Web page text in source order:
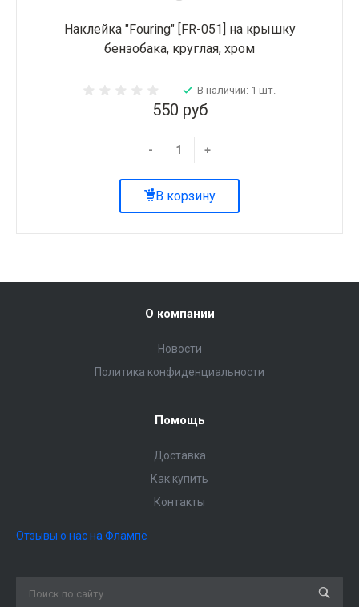
Наклейка "Fouring" [FR-051] на крышку
бензобака, круглая, хром
В наличии: 1 шт.
550 руб
- +
В корзину
О компании
Новости
Политика конфиденциальности
Помощь
Доставка
Как купить
Контакты
Отзывы о нас на Флампе